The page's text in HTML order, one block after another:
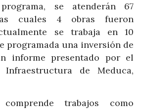
se atenderán 67
cuales 4 obras fueron
se trabaja en 10
programada una inversión de
informe presentado por el
de Meduca,
trabajos como